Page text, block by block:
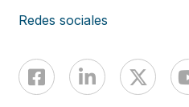
Redes sociales